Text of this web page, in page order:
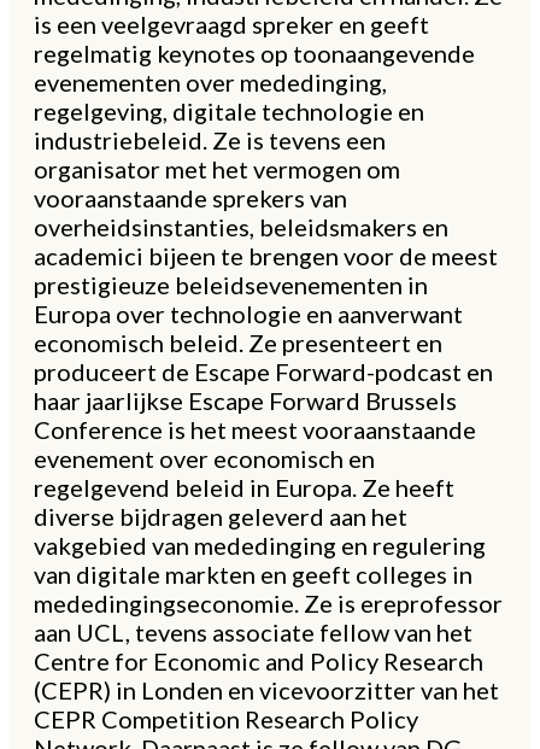
is een veelgevraagd spreker en geeft
regelmatig keynotes op toonaangevende
evenementen over mededinging,
regelgeving, digitale technologie en
industriebeleid. Ze is tevens een
organisator met het vermogen om
vooraanstaande sprekers van
overheidsinstanties, beleidsmakers en
academici bijeen te brengen voor de meest
prestigieuze beleidsevenementen in
Europa over technologie en aanverwant
economisch beleid. Ze presenteert en
produceert de Escape Forward-podcast en
haar jaarlijkse Escape Forward Brussels
Conference is het meest vooraanstaande
evenement over economisch en
regelgevend beleid in Europa. Ze heeft
diverse bijdragen geleverd aan het
vakgebied van mededinging en regulering
van digitale markten en geeft colleges in
mededingingseconomie. Ze is ereprofessor
aan UCL, tevens associate fellow van het
Centre for Economic and Policy Research
(CEPR) in Londen en vicevoorzitter van het
CEPR Competition Research Policy